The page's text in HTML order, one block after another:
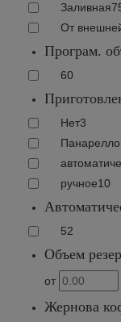
Заливная
От
Програм.
60
Нет3
Панарелло
ручное10
52
Объем
от
Жернова